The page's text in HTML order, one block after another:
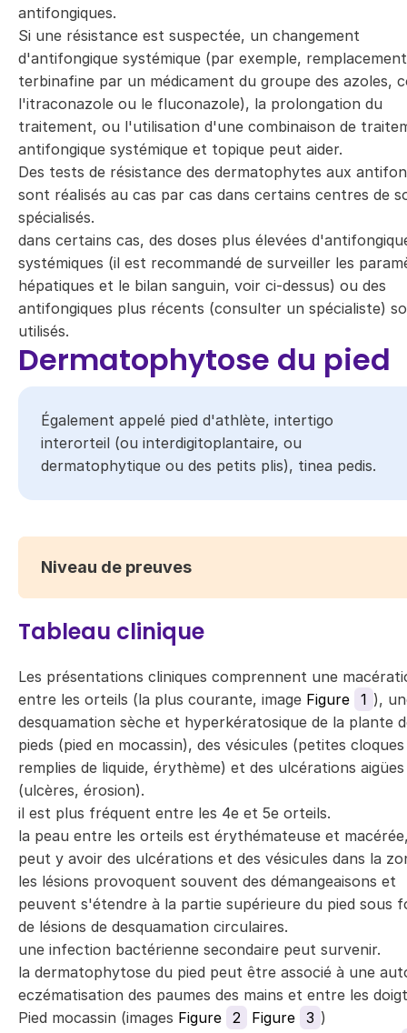
antifongiques.
Si une résistance est suspectée, un changement
d'antifongique systémique (par exemple,
terbinafine par un médicament du groupe des azoles,
l'itraconazole ou le fluconazole), la prolongation du
traitement, ou l'utilisation d'une combinaison de
antifongique systémique et topique peut aider.
Des tests de résistance des dermatophytes aux
sont réalisés au cas par cas dans certains centres de
spécialisés.
dans certains cas, des doses plus élevées
systémiques (il est recommandé de surveiller les
hépatiques et le bilan sanguin, voir ci-dessus) ou des
antifongiques plus récents (consulter un spécialiste)
utilisés.
Dermatophytose du pied
​​​Également appelé pied d'athlète, intertigo
interorteil (ou interdigitoplantaire, ou
dermatophytique​​ ou des petits plis), tinea pedis.
Niveau de preuves
Tableau clinique
Les présentations cliniques comprennent une
entre les orteils (la plus courante, image Figure 1 ),
desquamation sèche et hyperkératosique de la plante
pieds (pied en mocassin), des vésicules (petites cloques
remplies de liquide, érythème) et des ulcérations aigües
(ulcères, érosion).
il est plus fréquent entre les 4e et 5e orteils.
la peau entre les orteils est érythémateuse et
peut y avoir des ulcérations et des vésicules dans la
les lésions provoquent souvent des démangeaisons et
peuvent s'étendre à la partie supérieure du pied sous
de lésions de desquamation circulaires.
une infection bactérienne secondaire peut survenir.
la dermatophytose du pied peut être associé à une
eczématisation des paumes des mains et entre les
Pied mocassin (images Figure 2 Figure 3 )